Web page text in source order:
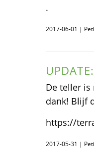
.
2017-06-01 |
De teller is
dank! Blijf
https://
2017-05-31 |